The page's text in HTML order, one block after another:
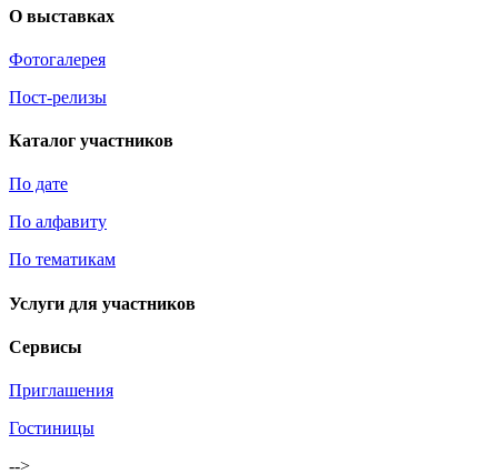
О выставках
Фотогалерея
Пост-релизы
Каталог участников
По дате
По алфавиту
По тематикам
Услуги для участников
Сервисы
Приглашения
Гостиницы
-->